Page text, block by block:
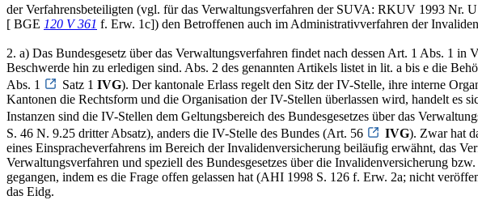
der Verfahrensbeteiligten (vgl. für das Verwaltungsverfahren der SUVA: RKUV 1993 Nr.
[ BGE 120 V 361 f. Erw. 1c]) den Betroffenen auch im Administrativverfahren der
2. a) Das Bundesgesetz über das Verwaltungsverfahren findet nach dessen Art. 1 Abs. 1
Beschwerde hin zu erledigen sind. Abs. 2 des genannten Artikels listet in lit. a bis e die
Abs. 1
Satz 1 IVG). Der kantonale Erlass regelt den Sitz der IV-Stelle, ihre interne
Kantonen die Rechtsform und die Organisation der IV-Stellen überlassen wird, handelt es
Instanzen sind die IV-Stellen dem Geltungsbereich des Bundesgesetzes über das
S. 46 N. 9.25 dritter Absatz), anders die IV-Stelle des Bundes (Art. 56
IVG). Zwar hat
eines Einspracheverfahrens im Bereich der Invalidenversicherung beiläufig erwähnt, das
Verwaltungsverfahren und speziell des Bundesgesetzes über die Invalidenversicherung
gegangen, indem es die Frage offen gelassen hat (AHI 1998 S. 126 f. Erw. 2a; nicht
das Eidg.